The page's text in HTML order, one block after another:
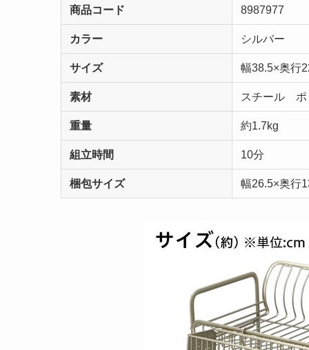
商品コード 8987977
カラー シルバー
サイズ 幅38.5×奥行
素材 スチール ポ
重量 約1.7kg
組立時間 10分
梱包サイズ 幅26.5×奥行